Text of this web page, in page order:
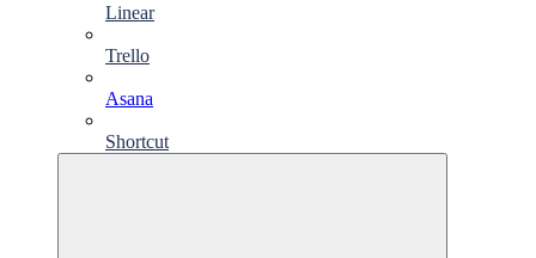
Linear
Trello
Asana
Shortcut